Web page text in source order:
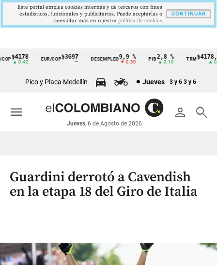
Cintillo
económicos
Colombia
$4178
▲ 0.42
EUR/COP$3697 DESEMPLEO9,9 %
▼ 0.30
2,8 %
▲ 0.10
TRM$4178,23
▲ 0.42
Pico y Placa Medellín Jueves 3 y 6 3 y 6
person search
Jueves, 6 de Agosto de 2026
menu
Guardini derrotó a Cavendish
en la etapa 18 del Giro de Italia
Este portal emplea cookies internas y de terceros con fines
estadísticos, funcionales y publicitarios. Puede aceptarlas o
consultar más en nuestra politica de cookies
CONTINUAR